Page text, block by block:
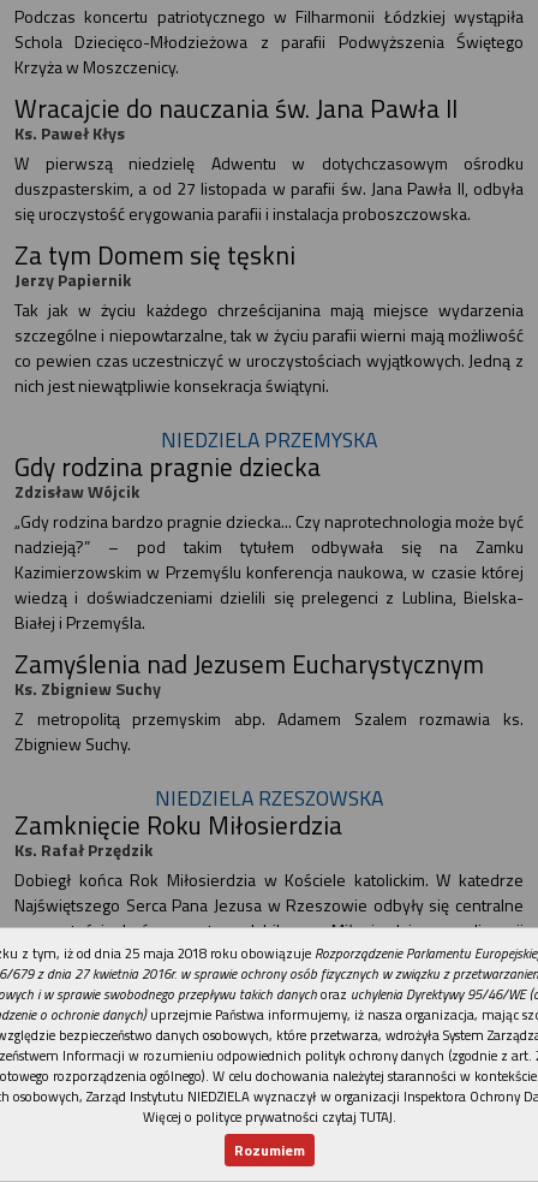
Podczas koncertu patriotycznego w Filharmonii Łódzkiej wystąpiła
Schola Dziecięco-Młodzieżowa z parafii Podwyższenia Świętego
Krzyża w Moszczenicy.
Wracajcie do nauczania św. Jana Pawła II
Ks. Paweł Kłys
W pierwszą niedzielę Adwentu w dotychczasowym ośrodku
duszpasterskim, a od 27 listopada w parafii św. Jana Pawła II, odbyła
się uroczystość erygowania parafii i instalacja proboszczowska.
Za tym Domem się tęskni
Jerzy Papiernik
Tak jak w życiu każdego chrześcijanina mają miejsce wydarzenia
szczególne i niepowtarzalne, tak w życiu parafii wierni mają możliwość
co pewien czas uczestniczyć w uroczystościach wyjątkowych. Jedną z
nich jest niewątpliwie konsekracja świątyni.
NIEDZIELA PRZEMYSKA
Gdy rodzina pragnie dziecka
Zdzisław Wójcik
„Gdy rodzina bardzo pragnie dziecka... Czy naprotechnologia może być
nadzieją?” – pod takim tytułem odbywała się na Zamku
Kazimierzowskim w Przemyślu konferencja naukowa, w czasie której
wiedzą i doświadczeniami dzielili się prelegenci z Lublina, Bielska-
Białej i Przemyśla.
Zamyślenia nad Jezusem Eucharystycznym
Ks. Zbigniew Suchy
Z metropolitą przemyskim abp. Adamem Szalem rozmawia ks.
Zbigniew Suchy.
NIEDZIELA RZESZOWSKA
Zamknięcie Roku Miłosierdzia
Ks. Rafał Przędzik
Dobiegł końca Rok Miłosierdzia w Kościele katolickim. W katedrze
Najświętszego Serca Pana Jezusa w Rzeszowie odbyły się centralne
uroczystości kończące ten Jubileusz Miłosierdzia w diecezji
rzeszowskiej.
Bramy zamknięte, serca otwarte
Iwona Józefiak OCV, ks. Grzegorz Wolan, ks. Paweł Płaziak, ks.
Paweł Liszka
Zakończony został Nadzwyczajny Jubileusz Miłosierdzia. W 13
kościołach stacyjnych w diecezji rzeszowskiej Bramy Miłosierdzia
zostały zamknięte, ale serca ludzi są wciąż otwarte, a ręce gotowe na
REKLAMA
z tym, iż od dnia 25 maja 2018 roku obowiązuje Rozporządzenie Parlamentu
679 z dnia 27 kwietnia 2016r. w sprawie ochrony osób fizycznych w związku z
i w sprawie swobodnego przepływu takich danychoraz uchylenia Dyrektywy 95/46/WE
o ochronie danych)uprzejmie Państwa informujemy, iż nasza organizacja, mając
bezpieczeństwo danych osobowych, które przetwarza, wdrożyła System
Informacji w rozumieniu odpowiednich polityk ochrony danych (zgodnie z art.
rozporządzenia ogólnego). W celu dochowania należytej staranności w
osobowych, Zarząd Instytutu NIEDZIELA wyznaczył w organizacji Inspektora Ochrony
Więcej o polityce prywatności czytaj TUTAJ.
Rozumiem